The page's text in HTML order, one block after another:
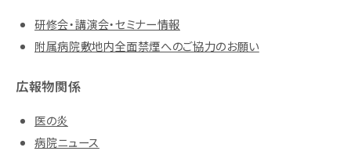
研修会・講演会・セミナー情報
附属病院敷地内全面禁煙へのご協力のお願い
広報物関係
医の炎
病院ニュース